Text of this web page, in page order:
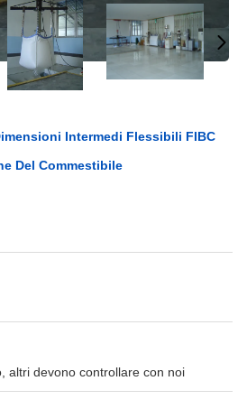
Intermedi Flessibili FIBC
Del Commestibile
altri devono controllare con noi